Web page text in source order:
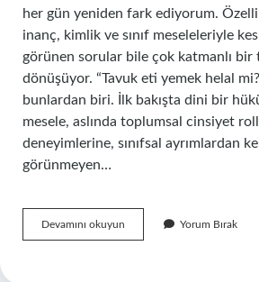
her gün yeniden fark ediyorum.
inanç, kimlik ve sınıf meseleleriyle
görünen sorular bile çok katmanlı bir
dönüşüyor. “Tavuk eti yemek helal
bunlardan biri. İlk bakışta dini bir
mesele, aslında toplumsal cinsiyet
deneyimlerine, sınıfsal ayrımlardan
görünmeyen…
Devamını okuyun
eti
Yorum Bırak